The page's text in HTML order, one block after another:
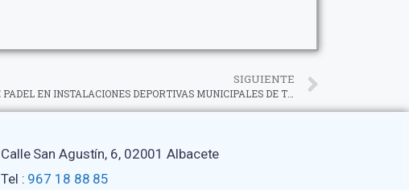
SIGUIENTE
INSTALACIÓN DE PISTAS DE PADEL EN INSTALACIONES DEPORTIVAS MUNICIPALES DE TIAS (LANZAROTE)
Calle San Agustín, 6, 02001 Albacete
Tel : 967 18 88 85